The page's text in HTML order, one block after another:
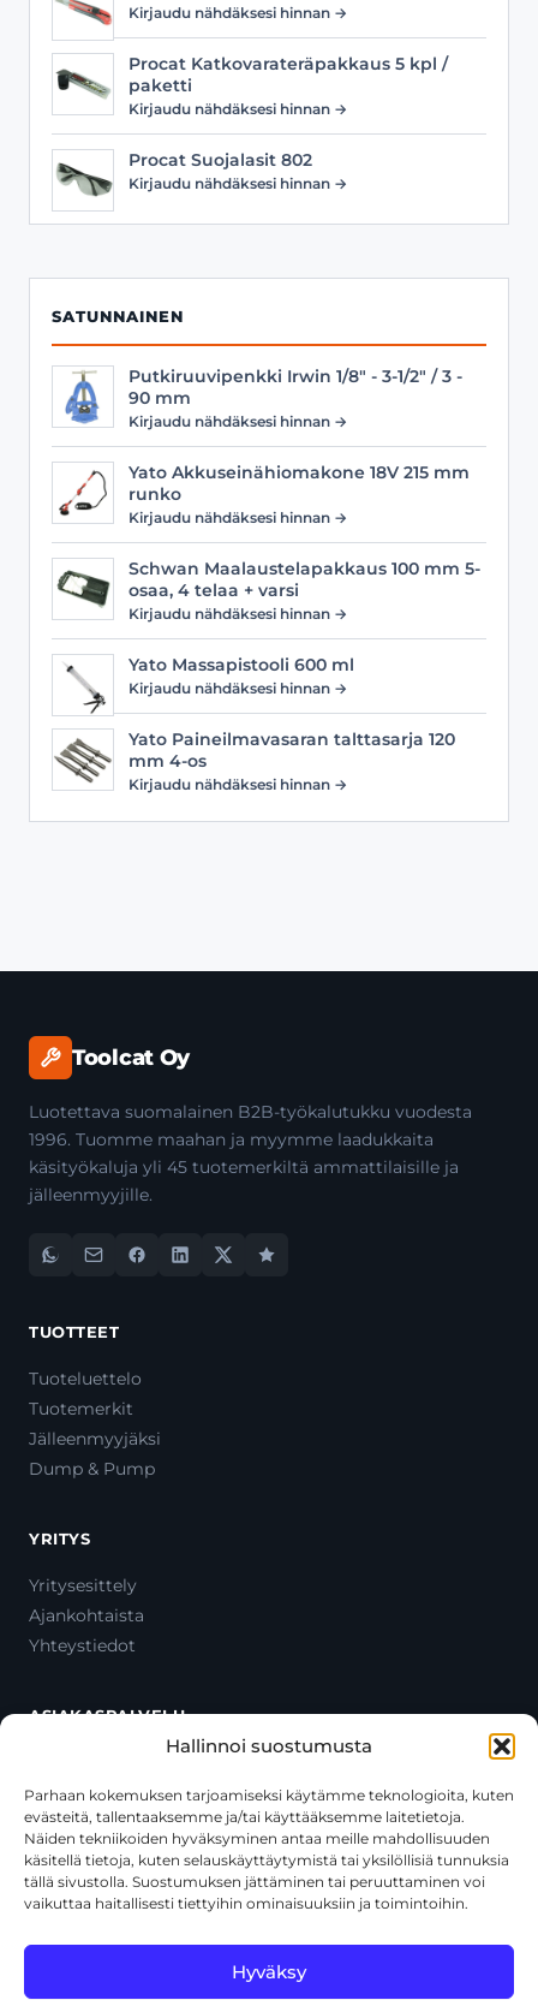
Hallinnoi suostumusta
Parhaan kokemuksen tarjoamiseksi käytämme teknologioita, kuten
evästeitä, tallentaaksemme ja/tai käyttääksemme laitetietoja.
Näiden tekniikoiden hyväksyminen antaa meille mahdollisuuden
käsitellä tietoja, kuten selauskäyttäytymistä tai yksilöllisiä tunnuksia
tällä sivustolla. Suostumuksen jättäminen tai peruuttaminen voi
vaikuttaa haitallisesti tiettyihin ominaisuuksiin ja toimintoihin.
Hyväksy
Kirjaudu nähdäksesi hinnan →
Procat Katkovarateräpakkaus 5 kpl /
paketti
Kirjaudu nähdäksesi hinnan →
Procat Suojalasit 802
Kirjaudu nähdäksesi hinnan →
SATUNNAINEN
Putkiruuvipenkki Irwin 1/8" - 3-1/2" / 3 -
90 mm
Kirjaudu nähdäksesi hinnan →
Yato Akkuseinähiomakone 18V 215 mm
runko
Kirjaudu nähdäksesi hinnan →
Schwan Maalaustelapakkaus 100 mm 5-
osaa, 4 telaa + varsi
Kirjaudu nähdäksesi hinnan →
Yato Massapistooli 600 ml
Kirjaudu nähdäksesi hinnan →
Yato Paineilmavasaran talttasarja 120
mm 4-os
Kirjaudu nähdäksesi hinnan →
Toolcat Oy
Luotettava suomalainen B2B-työkalutukku vuodesta
1996. Tuomme maahan ja myymme laadukkaita
käsityökaluja yli 45 tuotemerkiltä ammattilaisille ja
jälleenmyyjille.
TUOTTEET
Tuoteluettelo
Tuotemerkit
Jälleenmyyjäksi
Dump & Pump
YRITYS
Yritysesittely
Ajankohtaista
Yhteystiedot
ASIAKASPALVELU
Oma tili
Maksutavat
Toimitustavat
Usein kysytyt kysymykset
+358 44 270 3795
asiakaspalvelu@toolcat.fi